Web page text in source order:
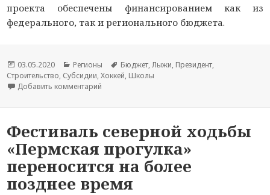
проекта обеспечены финансированием как из
федерального, так и регионального бюджета.
Опубликовано
03.05.2020 Рубрики
Регионы Метки
Бюджет,Лыжи, Президент,
Строительство, Субсидии,Хоккей, Школы
Добавить комментарий
Фестиваль северной ходьбы
«Пермская прогулка»
переносится на более
позднее время